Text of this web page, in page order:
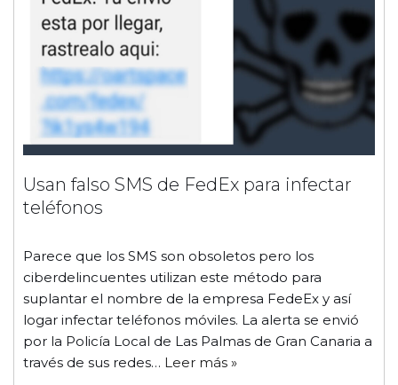
Usan falso SMS de FedEx para infectar
teléfonos
Parece que los SMS son obsoletos pero los
ciberdelincuentes utilizan este método para
suplantar el nombre de la empresa FedeEx y así
logar infectar teléfonos móviles. La alerta se envió
por la Policía Local de Las Palmas de Gran Canaria a
través de sus redes… Leer más »